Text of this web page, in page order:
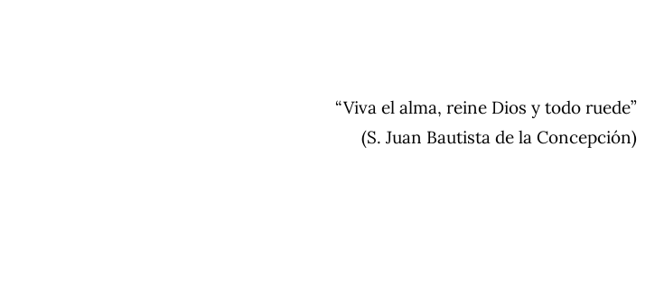
“Viva el alma, reine Dios y todo ruede”
(S. Juan Bautista de la Concepción)